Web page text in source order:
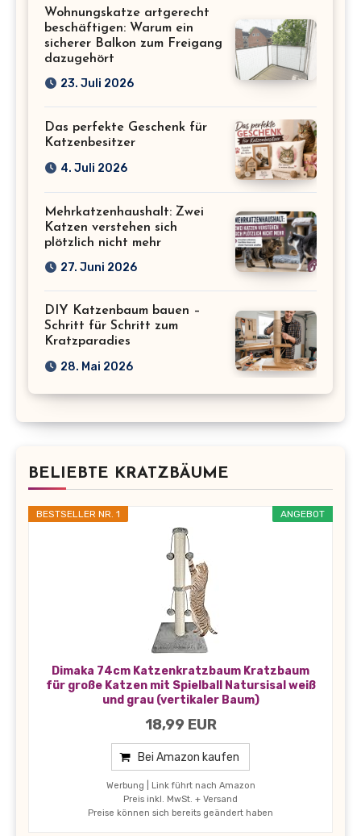
Wohnungskatze artgerecht
beschäftigen: Warum ein
sicherer Balkon zum Freigang
dazugehört
23. Juli 2026
Das perfekte Geschenk für
Katzenbesitzer
4. Juli 2026
Mehrkatzenhaushalt: Zwei
Katzen verstehen sich
plötzlich nicht mehr
27. Juni 2026
DIY Katzenbaum bauen –
Schritt für Schritt zum
Kratzparadies
28. Mai 2026
BELIEBTE KRATZBÄUME
ANGEBOT
BESTSELLER NR. 1
Dimaka 74cm Katzenkratzbaum Kratzbaum
für große Katzen mit Spielball Natursisal weiß
und grau (vertikaler Baum)
18,99 EUR
Bei Amazon kaufen
Werbung | Link führt nach Amazon
Preis inkl. MwSt. + Versand
Preise können sich bereits geändert haben